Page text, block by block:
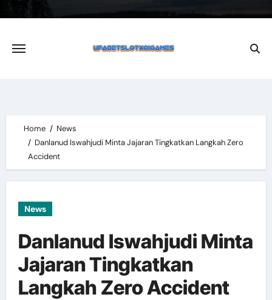
content
Home
News
Danlanud Iswahjudi Minta Jajaran Tingkatkan Langkah Zero
Accident
News
Danlanud Iswahjudi Minta
Jajaran Tingkatkan
Langkah Zero Accident